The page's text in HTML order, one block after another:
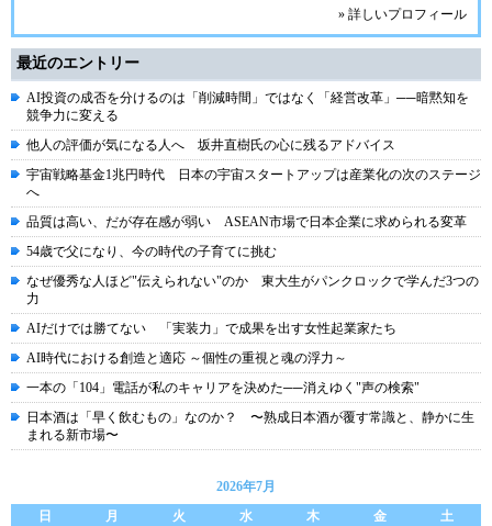
» 詳しいプロフィール
最近のエントリー
AI投資の成否を分けるのは「削減時間」ではなく「経営改革」──暗黙知を
競争力に変える
他人の評価が気になる人へ 坂井直樹氏の心に残るアドバイス
宇宙戦略基金1兆円時代 日本の宇宙スタートアップは産業化の次のステージ
へ
品質は高い、だが存在感が弱い ASEAN市場で日本企業に求められる変革
54歳で父になり、今の時代の子育てに挑む
なぜ優秀な人ほど"伝えられない"のか 東大生がパンクロックで学んだ3つの
力
AIだけでは勝てない 「実装力」で成果を出す女性起業家たち
AI時代における創造と適応 ～個性の重視と魂の浮力～
一本の「104」電話が私のキャリアを決めた──消えゆく"声の検索"
日本酒は「早く飲むもの」なのか？ 〜熟成日本酒が覆す常識と、静かに生
まれる新市場〜
2026年7月
日
月 火 水 木 金
土